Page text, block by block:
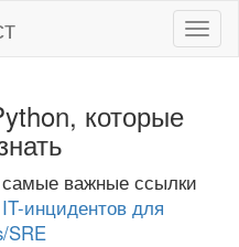
которые
важные ссылки
инцидентов для
SRE